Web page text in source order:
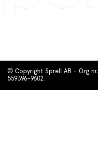
© Copyright Sprell AB - Org nr.
559396-9602.